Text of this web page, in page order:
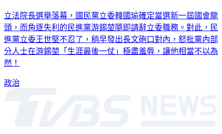
立法院長選舉落幕，國民黨立委韓國瑜確定當選新一屆國會龍
頭，而角逐失利的民進黨游錫堃隨即請辭立委職務。對此，民
進黨立委王世堅不忍了，稍早發出長文砲口對內，怒批黨內部
分人士在游錫堃「生涯最後一仗」極盡羞辱，讓他相當不以為
然！
政治